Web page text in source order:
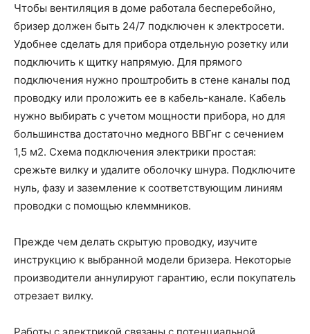
Чтобы вентиляция в доме работала бесперебойно,
бризер должен быть 24/7 подключен к электросети.
Удобнее сделать для прибора отдельную розетку или
подключить к щитку напрямую. Для прямого
подключения нужно проштробить в стене каналы под
проводку или проложить ее в кабель-канале. Кабель
нужно выбирать с учетом мощности прибора, но для
большинства достаточно медного ВВГнг с сечением
1,5 м2. Схема подключения электрики простая:
срежьте вилку и удалите оболочку шнура. Подключите
нуль, фазу и заземление к соответствующим линиям
проводки с помощью клеммников.
Прежде чем делать скрытую проводку, изучите
инструкцию к выбранной модели бризера. Некоторые
производители аннулируют гарантию, если покупатель
отрезает вилку.